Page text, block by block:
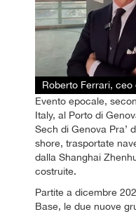
Roberto Ferrari, ceo
Evento epocale,
Italy, al Porto di
Sech di Genova Pra’
shore, trasportate
dalla Shanghai
costruite.
Partite a dicembre
Base, le due nuove